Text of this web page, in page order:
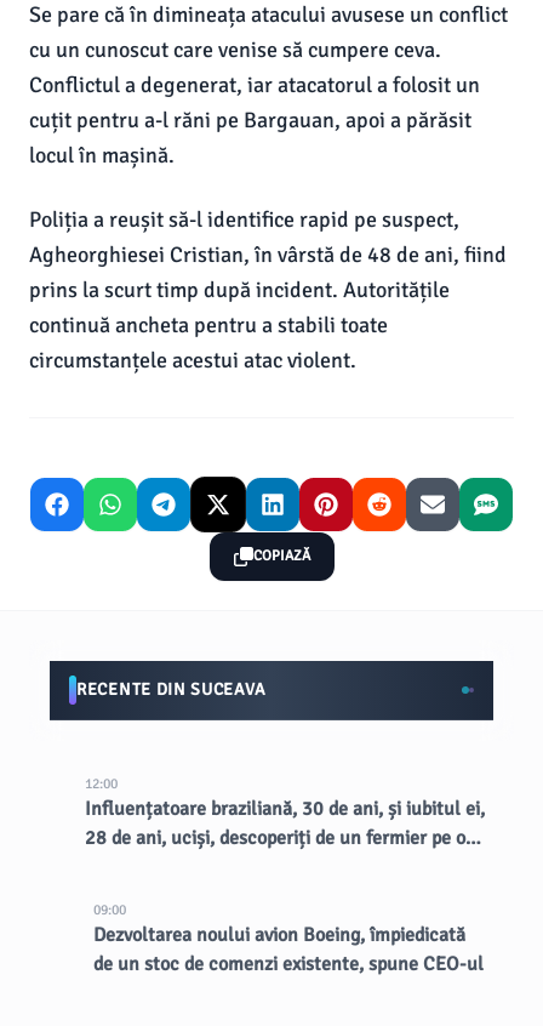
Se pare că în dimineața atacului avusese un conflict
cu un cunoscut care venise să cumpere ceva.
Conflictul a degenerat, iar atacatorul a folosit un
cuțit pentru a-l răni pe Bargauan, apoi a părăsit
locul în mașină.
Poliția a reușit să-l identifice rapid pe suspect,
Agheorghiesei Cristian, în vârstă de 48 de ani, fiind
prins la scurt timp după incident. Autoritățile
continuă ancheta pentru a stabili toate
circumstanțele acestui atac violent.
COPIAZĂ
RECENTE DIN SUCEAVA
12:00
Influențatoare braziliană, 30 de ani, și iubitul ei,
28 de ani, uciși, descoperiți de un fermier pe o
09:00
Dezvoltarea noului avion Boeing, împiedicată
de un stoc de comenzi existente, spune CEO-ul